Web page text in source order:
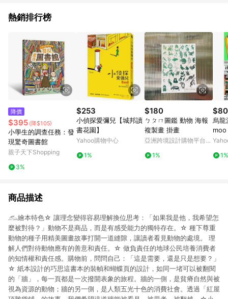
熱銷排行榜
降價
$395 (降$105)
小學生的調查任務：發
現驚奇圖書館
親子天下Shopping
3%
$253
小偵探愛彌兒【城邦讀
書花園】
Yahoo購物中心
1%
$180
ㄅㄆㄇ圖鑑 動物 海報
複製畫 掛畫
亞洲跨境設計購物平台
1%
$80
烏
moo
1%
商品描述
𓃹繪本特色☆ 讓理念變得容易理解換位思考：「如果我是他，我希望怎
麼被對待？」動物不是商品，而是有感受能力的獨特存在。☆ 種下尊重
動物的種子用精美圖畫故事打開一道縫隙，讓讀者看見動物的處境。 理
解人們對待動物應有的善意和責任。☆ 做負責任的地球公民培養消費者
的知情權和責任感。購物前，問問自己：「這是需要，還是只是想要？」
☆ 紙本設計的巧思這書本的裝幀和蝴蝶頁的設計，如同一堵可以被翻閱
的「牆」，每一頁都是一次撥開表象的旅程。牆的一側，是貧瘠自然與被
視為資源的動物；牆的另一側，是人類五光十色的消費社會。透過「紅屋